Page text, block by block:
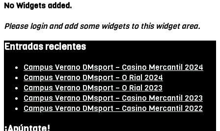
No Widgets added.
Please login and add some widgets to this widget area.
Entradas recientes
Campus Verano DMsport – Casino Mercantil 2024
Campus Verano DMsport – O Rial 2024
Campus Verano DMsport – O Rial 2023
Campus Verano DMsport – Casino Mercantil 2023
Campus Verano DMsport – Casino Mercantil 2022